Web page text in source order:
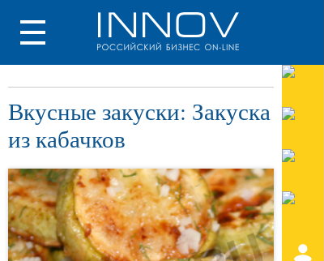
Вкусные закуски: Закуска
из кабачков